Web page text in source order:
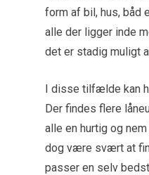
form af bil, hus, båd
alle der ligger inde
det er stadig muligt
I disse tilfælde kan
Der findes flere
alle en hurtig og
dog være svært at
passer en selv